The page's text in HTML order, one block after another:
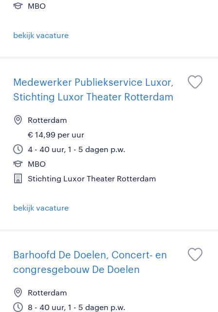
MBO
bekijk vacature
Medewerker Publiekservice Luxor,
Stichting Luxor Theater Rotterdam
Rotterdam
€ 14,99 per uur
4 - 40 uur, 1 - 5 dagen p.w.
MBO
Stichting Luxor Theater Rotterdam
bekijk vacature
Barhoofd De Doelen, Concert- en
congresgebouw De Doelen
Rotterdam
8 - 40 uur, 1 - 5 dagen p.w.